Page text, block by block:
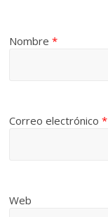
Nombre*
Correo electrónico*
Web